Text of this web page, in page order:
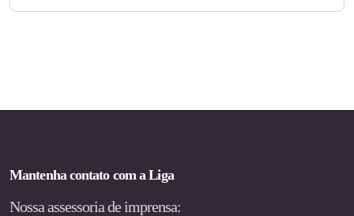
Mantenha contato com a Liga
Nossa assessoria de imprensa: